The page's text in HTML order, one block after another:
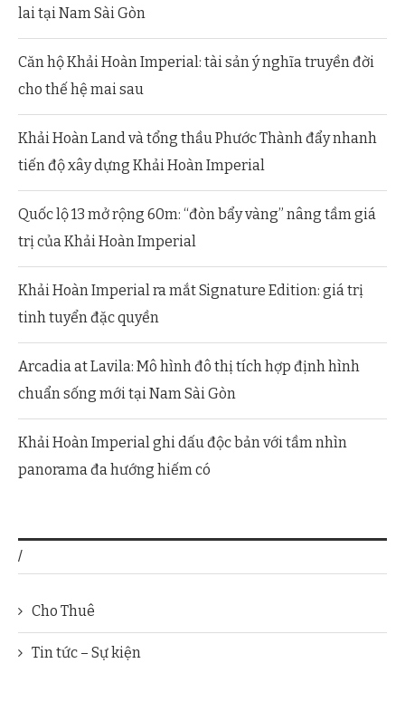
lai tại Nam Sài Gòn
Căn hộ Khải Hoàn Imperial: tài sản ý nghĩa truyền đời
cho thế hệ mai sau
Khải Hoàn Land và tổng thầu Phước Thành đẩy nhanh
tiến độ xây dựng Khải Hoàn Imperial
Quốc lộ 13 mở rộng 60m: “đòn bẩy vàng” nâng tầm giá
trị của Khải Hoàn Imperial
Khải Hoàn Imperial ra mắt Signature Edition: giá trị
tinh tuyển đặc quyền
Arcadia at Lavila: Mô hình đô thị tích hợp định hình
chuẩn sống mới tại Nam Sài Gòn
Khải Hoàn Imperial ghi dấu độc bản với tầm nhìn
panorama đa hướng hiếm có
/
Cho Thuê
Tin tức – Sự kiện